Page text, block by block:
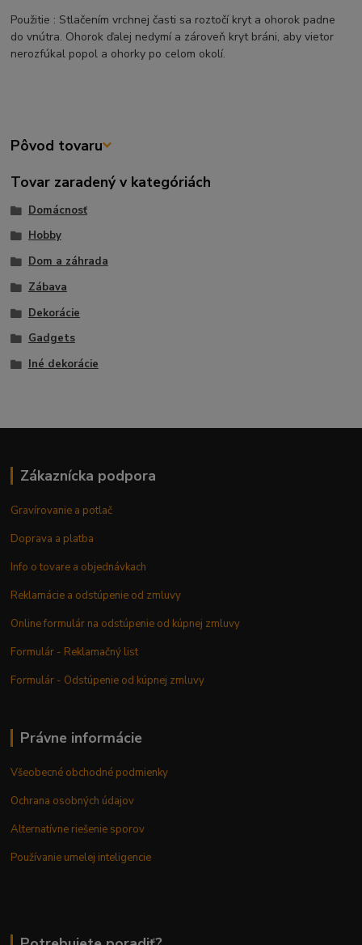
Použitie : Stlačením vrchnej časti sa roztočí kryt a ohorok padne
do vnútra. Ohorok ďalej nedymí a zároveň kryt bráni, aby vietor
nerozfúkal popol a ohorky po celom okolí.
Pôvod tovaru
Tovar zaradený v kategóriách
Domácnosť
Hobby
Dom a záhrada
Zábava
Dekorácie
Gadgets
Iné dekorácie
Zákaznícka podpora
Gravírovanie a potlač
Doprava a platba
Info o tovare a objednávkach
Reklamácie a odstúpenie od zmluvy
Online formulár na odstúpenie od kúpnej zmluvy
Formulár - Reklamačný list
Formulár - Odstúpenie od kúpnej zmluvy
Právne informácie
Všeobecné obchodné podmienky
Ochrana osobných údajov
Alternatívne riešenie sporov
Používanie umelej inteligencie